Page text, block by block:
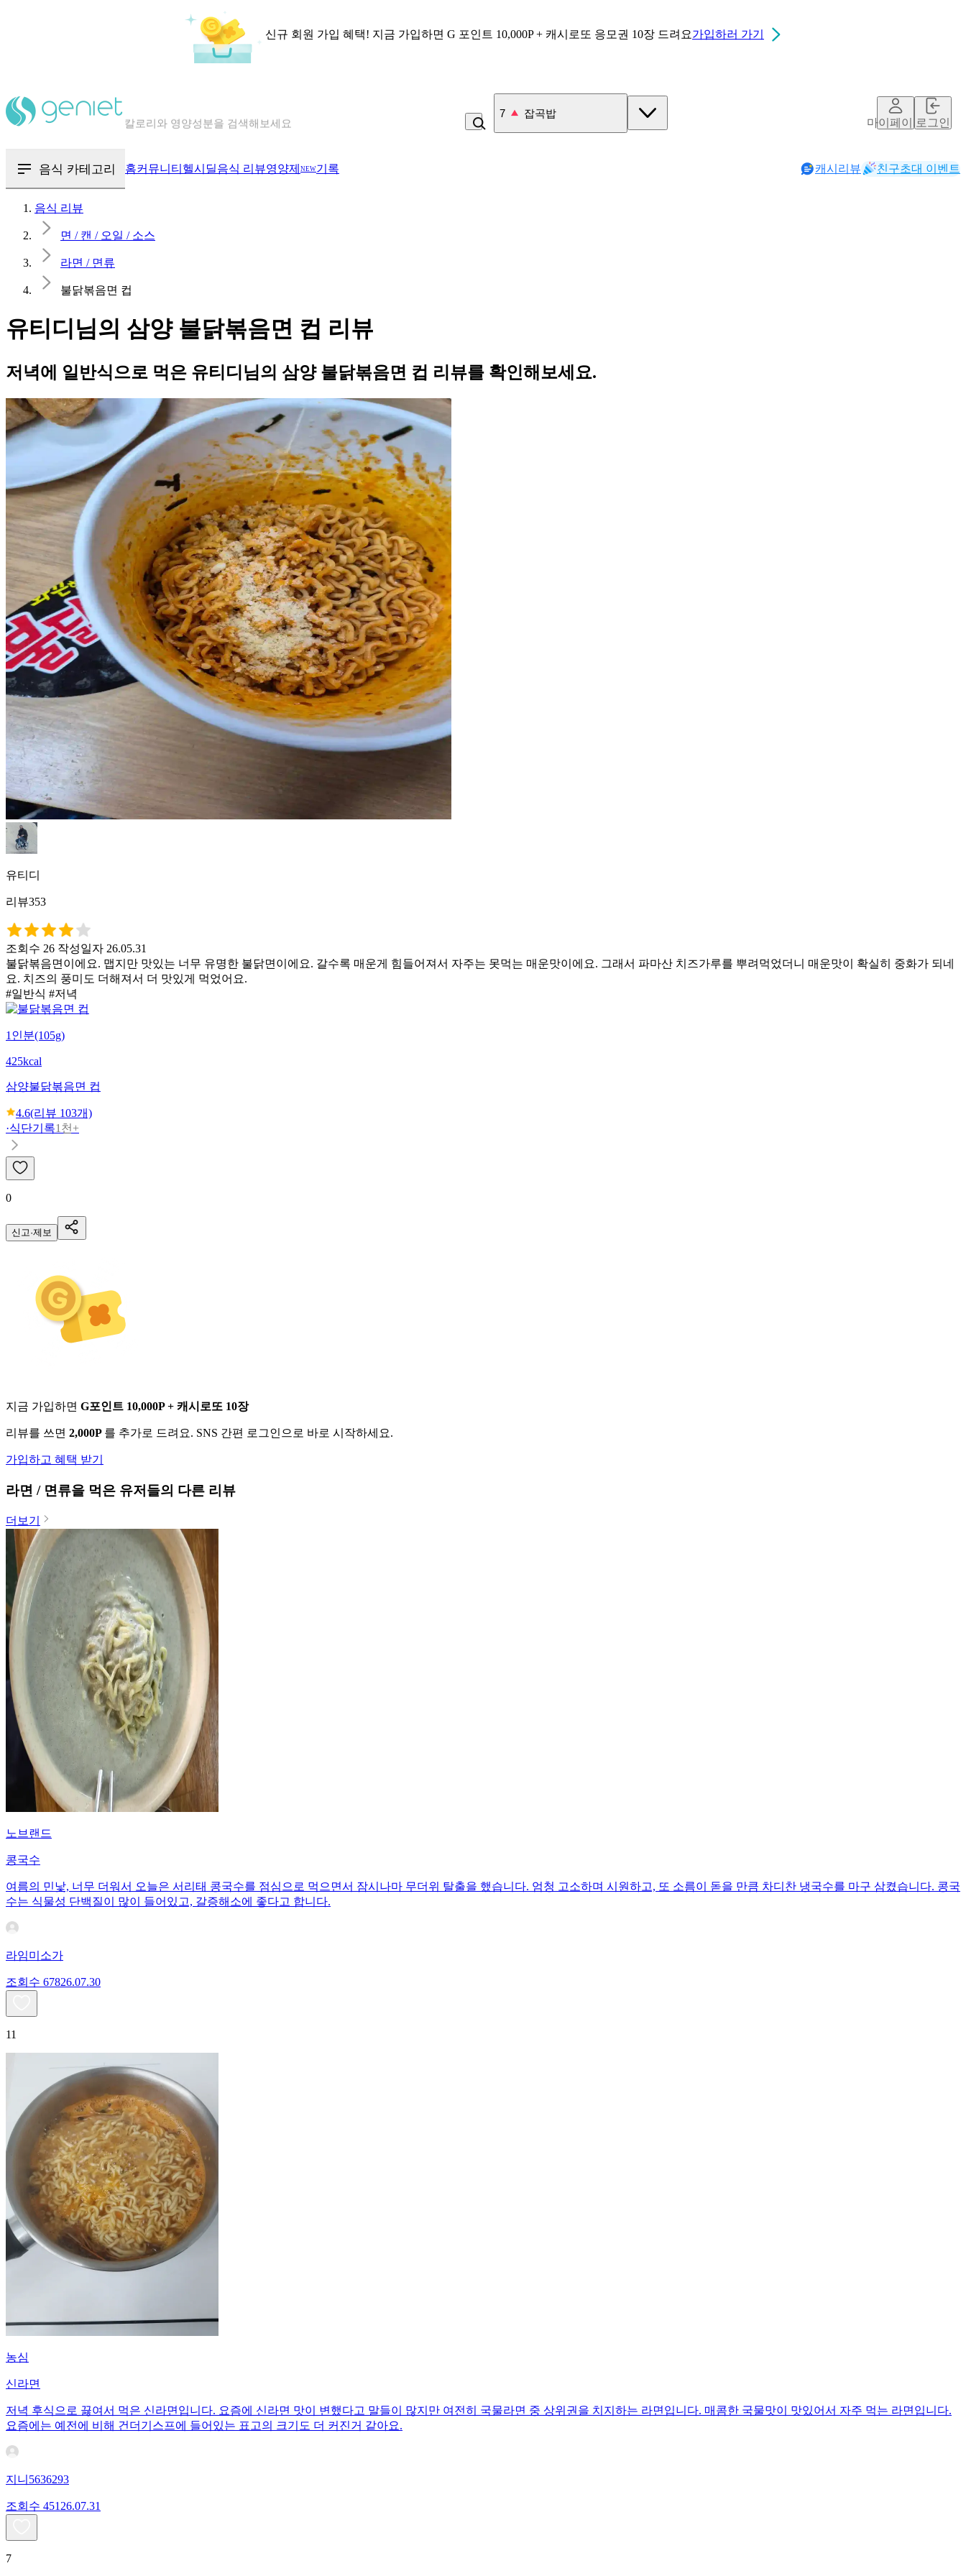
신규 회원 가입 혜택! 지금 가입하면 G 포인트 10,000P + 캐시로또 응모권 10장 드려요가입하러 가기
혈당 · 다이어트 음식 검색해보세요
8 비_플레인 플레인
마이페이지로그인
음식 카테고리 홈커뮤니티 헬시딜음식 리뷰영양제 NEW기록 캐시리뷰 친구초대 이벤트
음식 리뷰
면 / 캔 / 오일 / 소스
라면 / 면류
불닭볶음면 컵
유티디님의 삼양 불닭볶음면 컵 리뷰
저녁에 일반식으로 먹은 유티디님의 삼양 불닭볶음면 컵 리뷰를 확인해보세요.
유티디
리뷰353
조회수 26 작성일자 26.05.31
불닭볶음면이에요. 맵지만 맛있는 너무 유명한 불닭면이에요. 갈수록 매운게 힘들어져서 자주는 못먹는 매운맛이에요. 그래서 파마산 치즈가루를 뿌려먹었더니 매운맛이 확실히 중화가 되네
요. 치즈의 풍미도 더해져서 더 맛있게 먹었어요.
#일반식 #저녁
1인분(105g)
425kcal
삼양불닭볶음면 컵
4.6(리뷰 103개)
·식단기록1천+
0
신고·제보
지금 가입하면 G포인트 10,000P + 캐시로또 10장
리뷰를 쓰면 2,000P 를 추가로 드려요. SNS 간편 로그인으로 바로 시작하세요.
가입하고 혜택 받기
라면 / 면류을 먹은 유저들의 다른 리뷰
더보기
노브랜드
콩국수
여름의 민낯, 너무 더워서 오늘은 서리태 콩국수를 점심으로 먹으면서 잠시나마 무더위 탈출을 했습니다. 엄청 고소하며 시원하고, 또 소름이 돋을 만큼 차디찬 냉국수를 마구 삼켰습니다. 콩국
수는 식물성 단백질이 많이 들어있고, 갈증해소에 좋다고 합니다.
라임미소가
조회수 67826.07.30
11
농심
신라면
저녁 후식으로 끓여서 먹은 신라면입니다. 요즘에 신라면 맛이 변했다고 말들이 많지만 여전히 국물라면 중 상위권을 치지하는 라면입니다. 매콤한 국물맛이 맛있어서 자주 먹는 라면입니다.
요즘에는 예전에 비해 건더기스프에 들어있는 표고의 크기도 더 커진거 같아요.
지니5636293
조회수 451 26.07.31
7